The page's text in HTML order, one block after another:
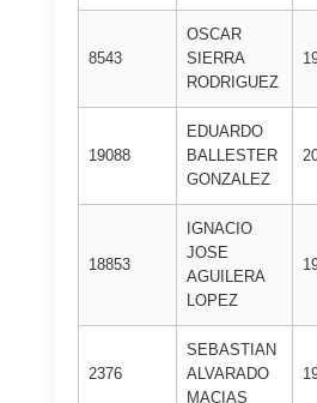
8543
OSCAR
SIERRA
RODRIGUEZ
19088
EDUARDO
BALLESTER
GONZALEZ
18853
IGNACIO
JOSE
AGUILERA
LOPEZ
2376
SEBASTIAN
ALVARADO
MACIAS